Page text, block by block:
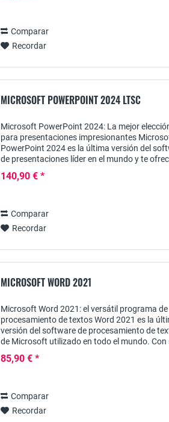
Comparar
Recordar
MICROSOFT POWERPOINT 2024 LTSC
Microsoft PowerPoint 2024: La mejor
para presentaciones impresionantes
PowerPoint 2024 es la última versión del
de presentaciones líder en el mundo y te
140,90 € *
Comparar
Recordar
MICROSOFT WORD 2021
Microsoft Word 2021: el versátil programa de
procesamiento de textos Word 2021 es la
versión del software de procesamiento de
de Microsoft utilizado en todo el mundo. Con
85,90 € *
Comparar
Recordar